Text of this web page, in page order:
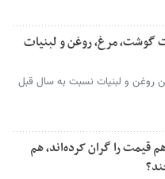
گوشت، مرغ، روغن و لبنیات
روغن و لبنیات نسبت به سال قبل
را گران کرده‌اند، هم